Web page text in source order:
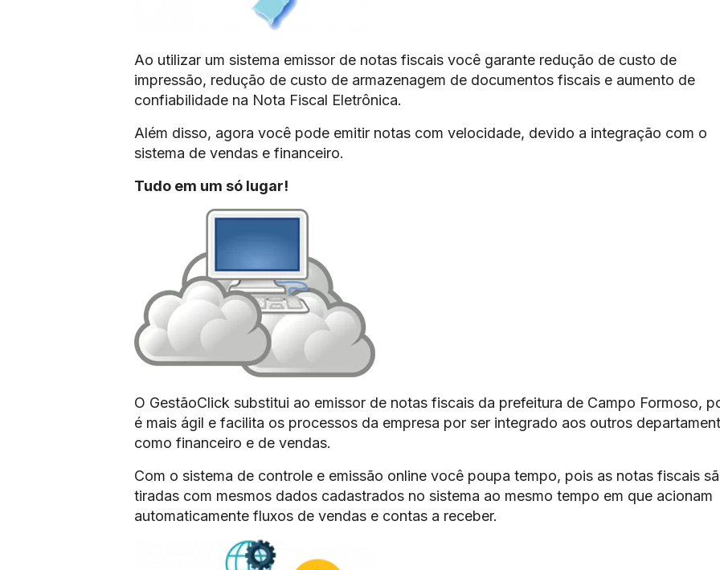
Ao utilizar um sistema emissor de notas fiscais você garante redução de custo de
impressão, redução de custo de armazenagem de documentos fiscais e aumento de
confiabilidade na Nota Fiscal Eletrônica.
Além disso, agora você pode emitir notas com velocidade, devido a integração com o
sistema de vendas e financeiro.
Tudo em um só lugar!
O GestãoClick substitui ao emissor de notas fiscais da prefeitura de Campo Formoso,
é mais ágil e facilita os processos da empresa por ser integrado aos outros
como financeiro e de vendas.
Com o sistema de controle e emissão online você poupa tempo, pois as notas fiscais
tiradas com mesmos dados cadastrados no sistema ao mesmo tempo em que acionam
automaticamente fluxos de vendas e contas a receber.